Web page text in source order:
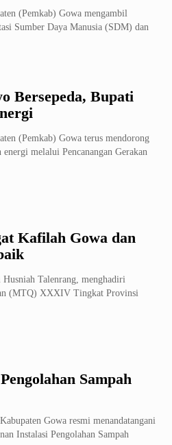
(Pemkab) Gowa mengambil
Sumber Daya Manusia (SDM) dan
Bersepeda, Bupati
(Pemkab) Gowa terus mendorong
melalui Pencanangan Gerakan
Kafilah Gowa dan
Talenrang, menghadiri
(MTQ) XXXIV Tingkat Provinsi
Sampah
Gowa resmi menandatangani
Instalasi Pengolahan Sampah